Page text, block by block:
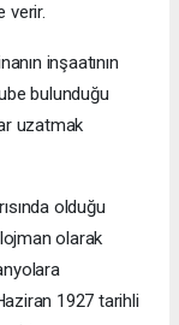
verir.
inşaatının
bulunduğu
uzatmak
olduğu
olarak
1927 tarihli